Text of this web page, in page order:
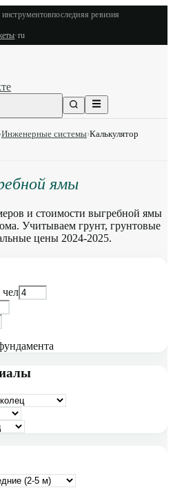
инструментовпоследняя ревизия
·ru
›Инженерные системы›Калькулятор
ямы
и стоимости выгребной ямы
Учитываем грунт, грунтовые
цены 2024-2025.